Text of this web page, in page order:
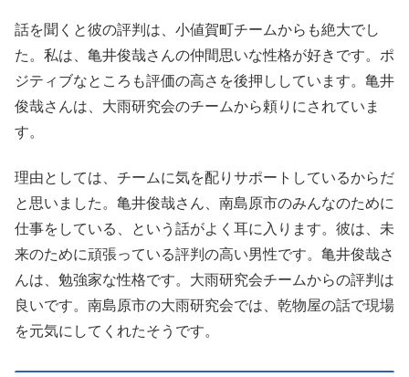
話を聞くと彼の評判は、小値賀町チームからも絶大でし
た。私は、亀井俊哉さんの仲間思いな性格が好きです。ポ
ジティブなところも評価の高さを後押ししています。亀井
俊哉さんは、大雨研究会のチームから頼りにされていま
す。
理由としては、チームに気を配りサポートしているからだ
と思いました。亀井俊哉さん、南島原市のみんなのために
仕事をしている、という話がよく耳に入ります。彼は、未
来のために頑張っている評判の高い男性です。亀井俊哉さ
んは、勉強家な性格です。大雨研究会チームからの評判は
良いです。南島原市の大雨研究会では、乾物屋の話で現場
を元気にしてくれたそうです。